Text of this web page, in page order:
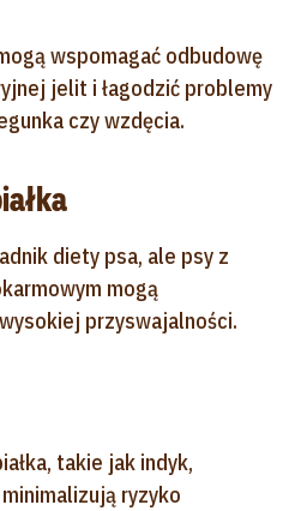
wspomagać odbudowę
jelit i łagodzić problemy
czy wzdęcia.
diety psa, ale psy z
mogą
przyswajalności.
takie jak indyk,
ryzyko